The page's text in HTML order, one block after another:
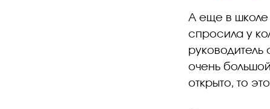
А еще в школе
спросила у
руководитель
очень
открыто, то